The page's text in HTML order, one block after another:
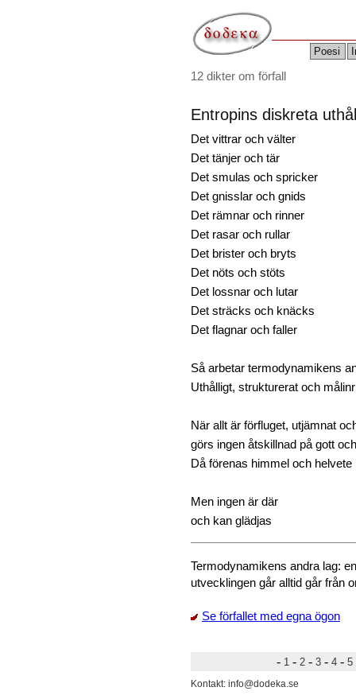
Poesi
12 dikter om förfall
Entropins diskreta
Det vittrar och välter
Det tänjer och tär
Det smulas och spricker
Det gnisslar och gnids
Det rämnar och rinner
Det rasar och rullar
Det brister och bryts
Det nöts och stöts
Det lossnar och lutar
Det sträcks och knäcks
Det flagnar och faller
Så arbetar termodynamikens
Uthålligt, strukturerat och
När allt är förfluget, utjämnat
görs ingen åtskillnad på gott
Då förenas himmel och helvete
Men ingen är där
och kan glädjas
Termodynamikens andra lag:
utvecklingen går alltid går från
Se förfallet med egna ögon
-1 -2 -3 -4 -5
Kontakt: info@dodeka.se